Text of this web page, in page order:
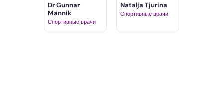
Dr Gunnar
Männik
Спортивные врачи
Natalja Tjurina
Спортивные врачи